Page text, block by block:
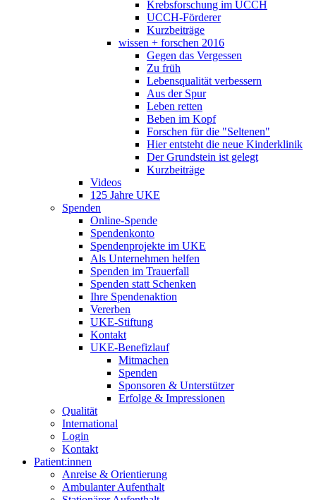
Krebsforschung im UCCH
UCCH-Förderer
Kurzbeiträge
wissen + forschen 2016
Gegen das Vergessen
Zu früh
Lebensqualität verbessern
Aus der Spur
Leben retten
Beben im Kopf
Forschen für die "Seltenen"
Hier entsteht die neue Kinderklinik
Der Grundstein ist gelegt
Kurzbeiträge
Videos
125 Jahre UKE
Spenden
Online-Spende
Spendenkonto
Spendenprojekte im UKE
Als Unternehmen helfen
Spenden im Trauerfall
Spenden statt Schenken
Ihre Spendenaktion
Vererben
UKE-Stiftung
Kontakt
UKE-Benefizlauf
Mitmachen
Spenden
Sponsoren & Unterstützer
Erfolge & Impressionen
Qualität
International
Login
Kontakt
Patient:innen
Anreise & Orientierung
Ambulanter Aufenthalt